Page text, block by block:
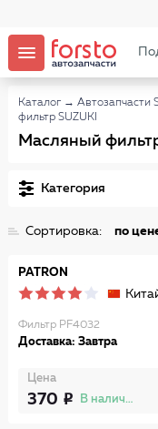
Каталог → Автозапчасти
фильтр SUZUKI
Масляный
Категория
Сортировка: по
PATRON
Фильтр PF4032
Доставка: Завтра
Цена
370 В наличии